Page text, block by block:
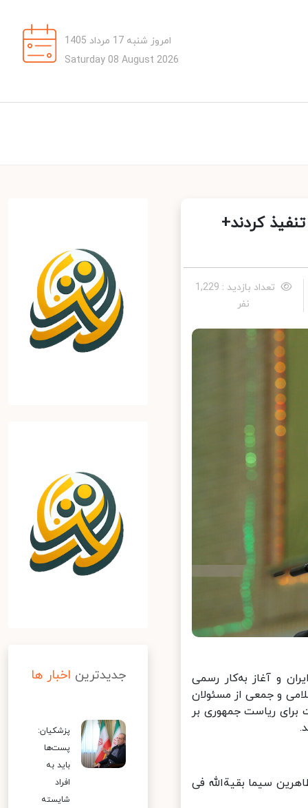
امروز شنبه 17 مرداد 1405
Saturday 08 August 2026
کردند+
تعداد بازدید : 1,229
نفر
و آغاز به‌کار رسمی
رهبر انقلاب اسلامی و جمعی از مسئولان
ریاست جمهوری بر
سیما بقیةالله فی
جدیدترین اخبار ها
پزشکیان:
پست‌ها
باید به
افراد
شایسته